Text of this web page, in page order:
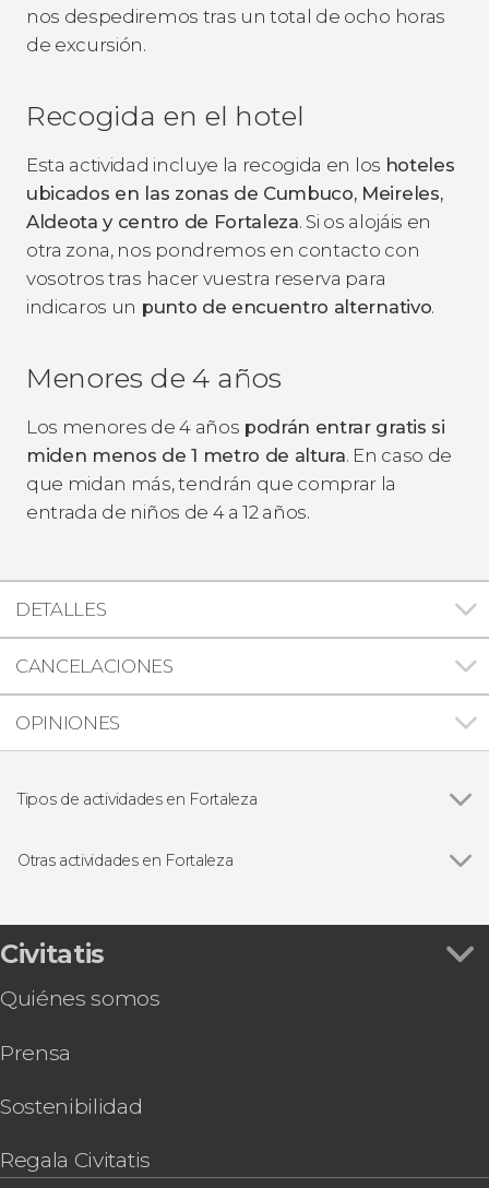
nos despediremos tras un total de ocho horas
de excursión.
Recogida en el hotel
Esta actividad incluye la recogida en los hoteles
ubicados en las zonas de Cumbuco, Meireles,
Aldeota y centro de Fortaleza. Si os alojáis en
otra zona, nos pondremos en contacto con
vosotros tras hacer vuestra reserva para
indicaros un punto de encuentro alternativo.
Menores de 4 años
Los menores de 4 años podrán entrar gratis si
miden menos de 1 metro de altura. En caso de
que midan más, tendrán que comprar la
entrada de niños de 4 a 12 años.
DETALLES
CANCELACIONES
OPINIONES
Tipos de actividades en Fortaleza
Visitas guiadas y free tours
Otras actividades en Fortaleza
Civitatis
Quiénes somos
Prensa
Sostenibilidad
Regala Civitatis